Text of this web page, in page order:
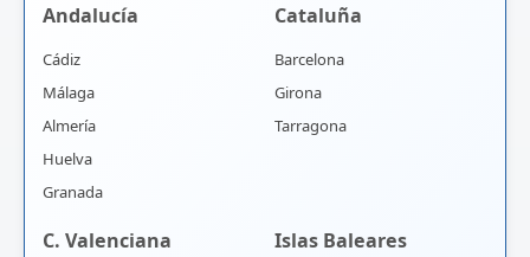
Andalucía
Cádiz
Málaga
Almería
Huelva
Granada
Cataluña
Barcelona
Girona
Tarragona
C. Valenciana Islas Baleares